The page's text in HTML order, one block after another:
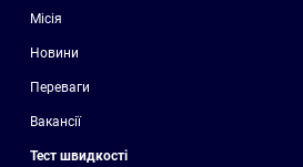
Місія
Новини
Переваги
Вакансії
Тест швидкості